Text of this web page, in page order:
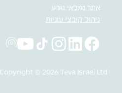
אתר גמלאי טבע
ניהול קובצי עוגיות
Copyright © 2026 Teva Israel Ltd